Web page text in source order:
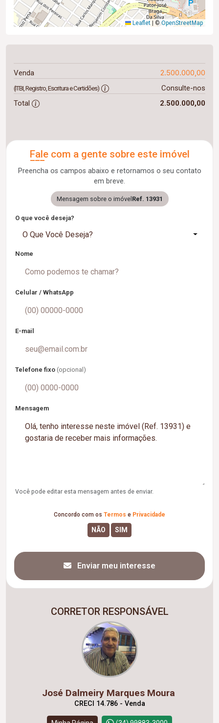
Leaflet | © OpenStreetMap
Venda 2.500.000,00
(ITBI, Registro, Escritura e Certidões)
Consulte-nos
Total
2.500.000,00
Fale com a gente sobre este imóvel
Preencha os campos abaixo e retornamos o seu contato
em breve.
Mensagem sobre o imóvelRef. 13931
O que você deseja?
O Que Você Deseja?
Nome
Celular / WhatsApp
E-mail
Telefone fixo (opcional)
Mensagem
Você pode editar esta mensagem antes de enviar.
Concordo com os Termos e Privacidade
Enviar meu interesse
CORRETOR RESPONSÁVEL
José Dalmeiry Marques Moura
CRECI 14.786 - Venda